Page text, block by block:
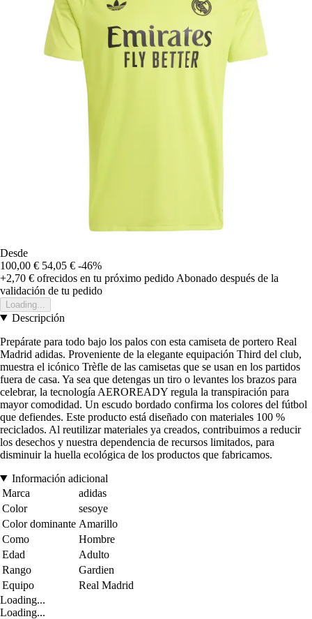
Desde
100,00 € 54,05 € -46%
+2,70 € ofrecidos en tu próximo pedido Abonado después de la
validación de tu pedido
Loading...
Descripción
Prepárate para todo bajo los palos con esta camiseta de portero Real
Madrid adidas. Proveniente de la elegante equipación Third del club,
muestra el icónico Trèfle de las camisetas que se usan en los partidos
fuera de casa. Ya sea que detengas un tiro o levantes los brazos para
celebrar, la tecnología AEROREADY regula la transpiración para
mayor comodidad. Un escudo bordado confirma los colores del fútbol
que defiendes. Este producto está diseñado con materiales 100 %
reciclados. Al reutilizar materiales ya creados, contribuimos a reducir
los desechos y nuestra dependencia de recursos limitados, para
disminuir la huella ecológica de los productos que fabricamos.
Información adicional
Marca
adidas
Color
sesoye
Color dominante Amarillo
Como
Hombre
Edad
Adulto
Rango
Gardien
Equipo
Real Madrid
Loading...
Loading...